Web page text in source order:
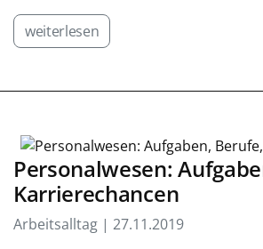
weiterlesen
Personalwesen:
Karrierechancen
Arbeitsalltag | 27.11.2019